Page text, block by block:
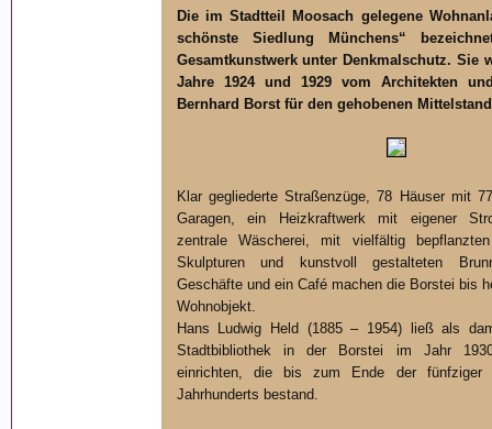
Die im Stadtteil Moosach gelegene
schönste Siedlung Münchens“
Gesamtkunstwerk unter Denkmalschutz. Sie
Jahre 1924 und 1929 vom Architekten
Bernhard Borst für den gehobenen
Klar gegliederte Straßenzüge, 78 Häuser mit
Garagen, ein Heizkraftwerk mit eigener
zentrale Wäscherei, mit vielfältig
Skulpturen und kunstvoll gestalteten
Geschäfte und ein Café machen die Borstei bis
Wohnobjekt.
Hans Ludwig Held (1885 – 1954) ließ als
Stadtbibliothek in der Borstei im Jahr
einrichten, die bis zum Ende der fünfziger
Jahrhunderts bestand.